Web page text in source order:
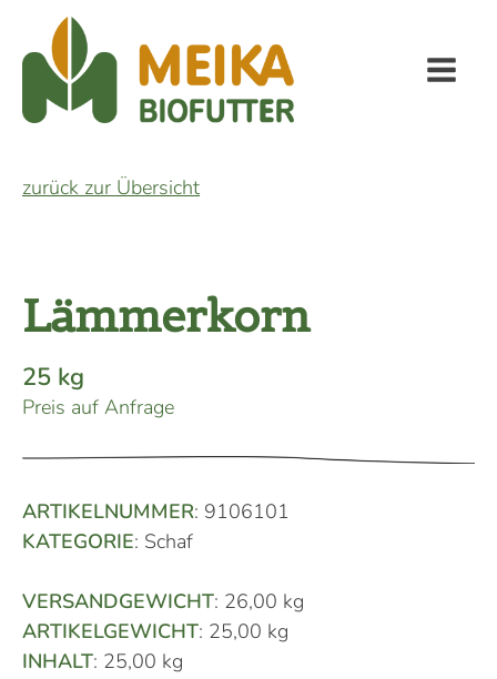
zurück zur Übersicht
Lämmerkorn
25 kg
Preis auf Anfrage
ARTIKELNUMMER: 9106101
KATEGORIE: Schaf
VERSANDGEWICHT: 26,00 kg
ARTIKELGEWICHT: 25,00 kg
INHALT: 25,00 kg